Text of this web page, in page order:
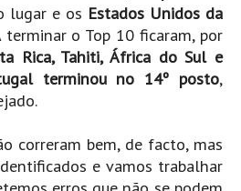
lugar e os Estados Unidos da
terminar o Top 10 ficaram, por
Rica, Tahiti, África do Sul e
terminou no 14º posto,
correram bem, de facto, mas
e vamos trabalhar